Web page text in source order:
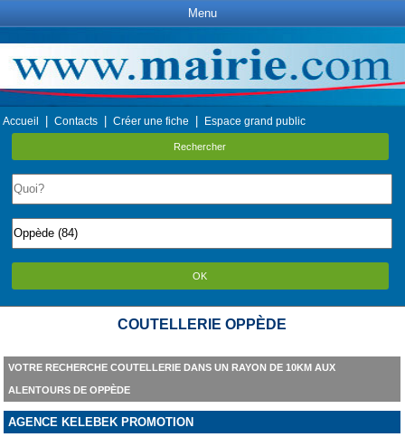
Menu
Accueil Contacts Créer une fiche Espace grand public
Rechercher
OK
COUTELLERIE OPPÈDE
VOTRE RECHERCHE COUTELLERIE DANS UN RAYON DE 10KM AUX
ALENTOURS DE OPPÈDE
AGENCE KELEBEK PROMOTION